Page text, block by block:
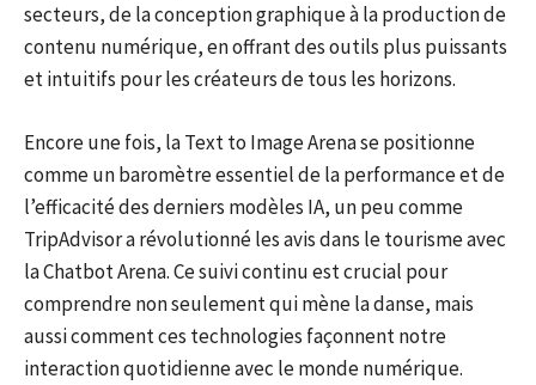
secteurs, de la conception graphique à la production de
contenu numérique, en offrant des outils plus puissants
et intuitifs pour les créateurs de tous les horizons.
Encore une fois, la Text to Image Arena se positionne
comme un baromètre essentiel de la performance et de
l’efficacité des derniers modèles IA, un peu comme
TripAdvisor a révolutionné les avis dans le tourisme avec
la Chatbot Arena. Ce suivi continu est crucial pour
comprendre non seulement qui mène la danse, mais
aussi comment ces technologies façonnent notre
interaction quotidienne avec le monde numérique.